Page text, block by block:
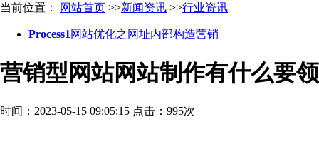
当前位置： 网站首页 >>新闻资讯 >>行业资讯
Process1 网站优化之网址内部构造营销
营销型网站网站制作有什么要
时间：2023-05-15 09:05:15 点击：995次